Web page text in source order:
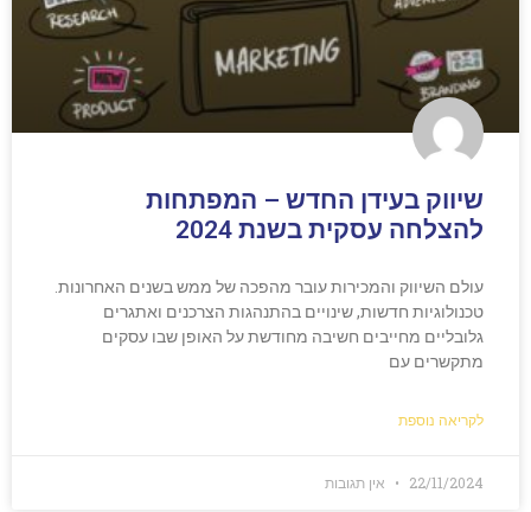
שיווק בעידן החדש – המפתחות
להצלחה עסקית בשנת 2024
עולם השיווק והמכירות עובר מהפכה של ממש בשנים האחרונות.
טכנולוגיות חדשות, שינויים בהתנהגות הצרכנים ואתגרים
גלובליים מחייבים חשיבה מחודשת על האופן שבו עסקים
מתקשרים עם
לקריאה נוספת
22/11/2024 אין תגובות